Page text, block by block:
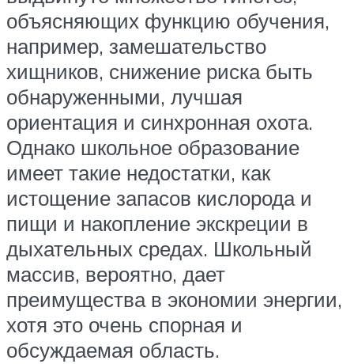
объясняющих функцию обучения,
например, замешательство
хищников, снижение риска быть
обнаруженными, лучшая
ориентация и синхронная охота.
Однако школьное образование
имеет такие недостатки, как
истощение запасов кислорода и
пищи и накопление экскреции в
дыхательных средах. Школьный
массив, вероятно, дает
преимущества в экономии энергии,
хотя это очень спорная и
обсуждаемая область.